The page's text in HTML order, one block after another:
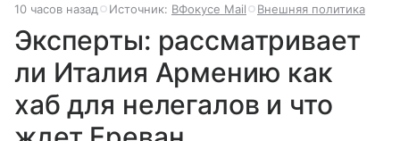
10 часов назад Источник: ВФокусе Mail Внешняя политика
Эксперты: рассматривает
ли Италия Армению как
хаб для нелегалов и что